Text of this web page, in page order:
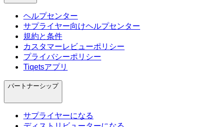
ヘルプセンター
サプライヤー向けヘルプセンター
規約と条件
カスタマーレビューポリシー
プライバシーポリシー
Tiqetsアプリ
パートナーシップ
サプライヤーになる